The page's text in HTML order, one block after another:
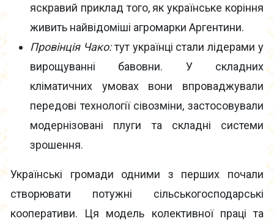
яскравий приклад того, як українське коріння
живить найвідоміші агромарки Аргентини.
Провінція Чако:тут українці стали лідерами у
вирощуванні бавовни. У складних
кліматичних умовах вони впроваджували
передові технології сівозміни, застосовували
модернізовані плуги та складні системи
зрошення.
Українські громади одними з перших почали
створювати потужні сільськогосподарські
кооперативи. Ця модель колективної праці та